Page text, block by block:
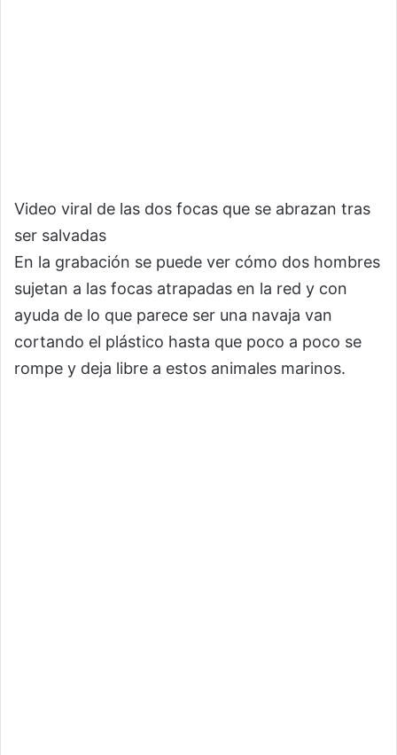
Video viral de las dos focas que se abrazan tras
ser salvadas
En la grabación se puede ver cómo dos hombres
sujetan a las focas atrapadas en la red y con
ayuda de lo que parece ser una navaja van
cortando el plástico hasta que poco a poco se
rompe y deja libre a estos animales marinos.